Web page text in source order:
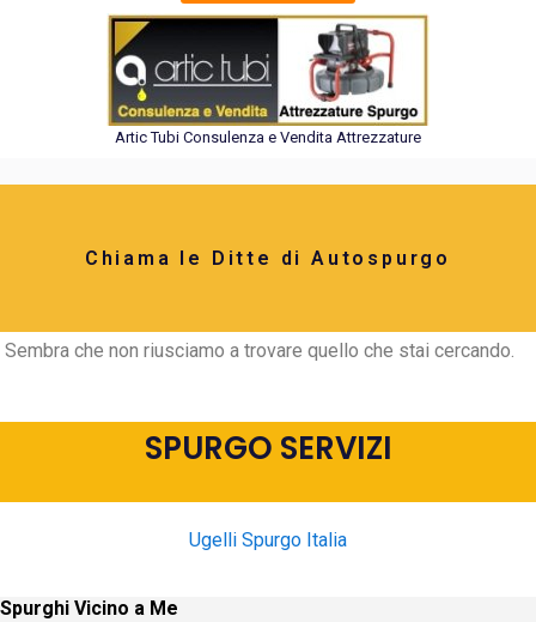
Artic Tubi Consulenza e Vendita Attrezzature
Chiama le Ditte di Autospurgo
Sembra che non riusciamo a trovare quello che stai cercando.
SPURGO SERVIZI
Ugelli Spurgo Italia
Spurghi Vicino a Me